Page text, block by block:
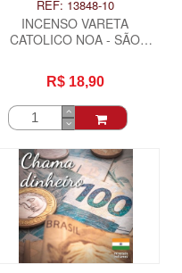
REF: 13848-10
INCENSO VARETA
CATOLICO NOA - SÃO
R$ 18,90